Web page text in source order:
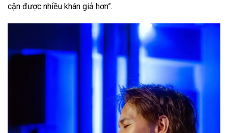
cận được nhiều khán giả hơn”.